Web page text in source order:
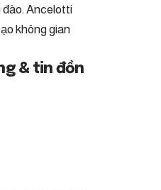
đào. Ancelotti
không gian
& tin đồn